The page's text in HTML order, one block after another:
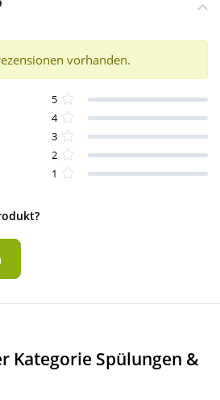
vorhanden.
5
4
3
2
1
Kategorie Spülungen &